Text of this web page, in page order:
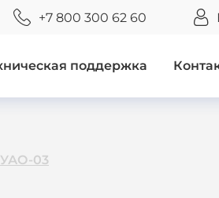
+7 800 300 62 60
поддержка
УАО-03